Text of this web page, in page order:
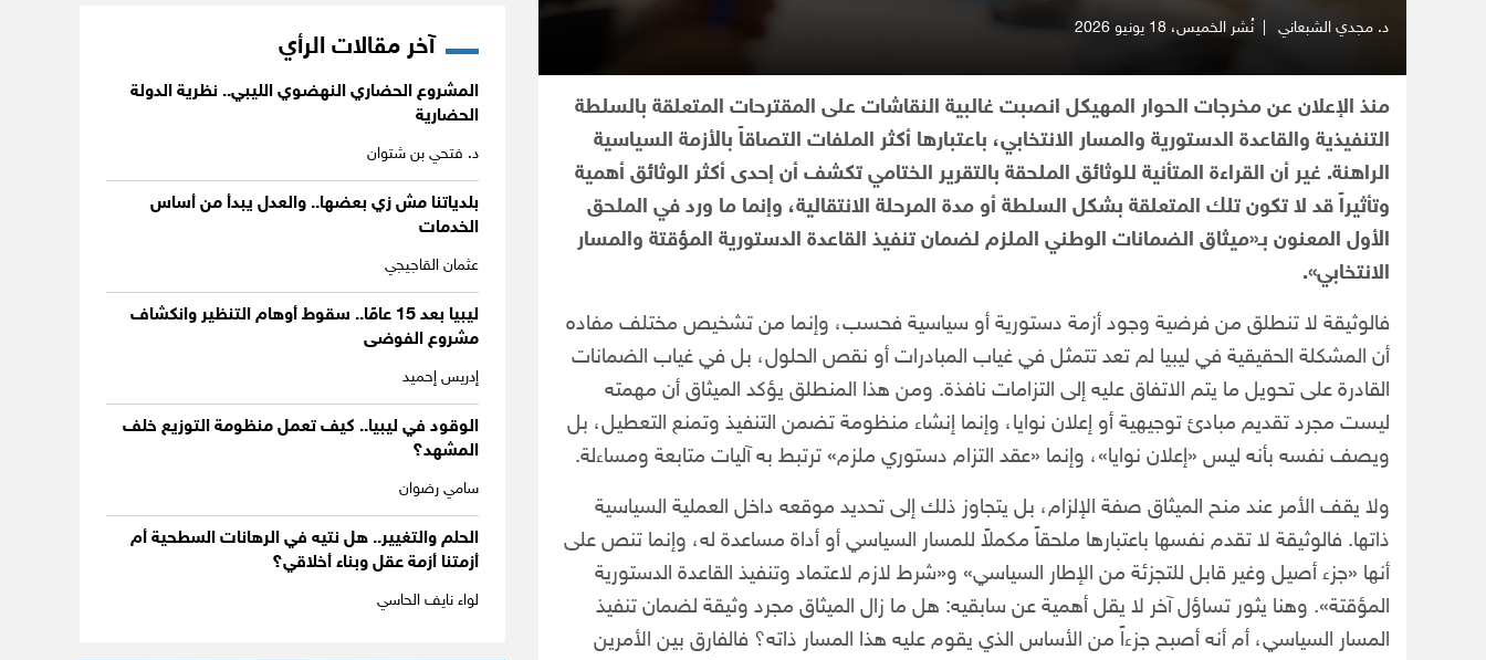
د. مجدي الشبعاني‎ نُشر الخميس،
منذ الإعلان عن مخرجات الحوار المهيكل انصبت غالبية النقاشات على المقترحات المتعلقة بالسلطة
التنفيذية والقاعدة الدستورية والمسار الانتخابي، باعتبارها أكثر الملفات التصاقاً بالأزمة السياسية
الراهنة. غير أن القراءة المتأنية للوثائق الملحقة بالتقرير الختامي تكشف أن إحدى أكثر الوثائق أهمية
وتأثيراً قد لا تكون تلك المتعلقة بشكل السلطة أو مدة المرحلة الانتقالية، وإنما ما ورد في الملحق
الأول المعنون بـ«ميثاق الضمانات الوطني الملزم لضمان تنفيذ القاعدة الدستورية المؤقتة والمسار
الانتخابي».
فالوثيقة لا تنطلق من فرضية وجود أزمة دستورية أو سياسية فحسب، وإنما من تشخيص مختلف مفاده
أن المشكلة الحقيقية في ليبيا لم تعد تتمثل في غياب المبادرات أو نقص الحلول، بل في غياب الضمانات
القادرة على تحويل ما يتم الاتفاق عليه إلى التزامات نافذة. ومن هذا المنطلق يؤكد الميثاق أن مهمته
ليست مجرد تقديم مبادئ توجيهية أو إعلان نوايا، وإنما إنشاء منظومة تضمن التنفيذ وتمنع التعطيل، بل
ويصف نفسه بأنه ليس «إعلان نوايا»، وإنما «عقد التزام دستوري ملزم» ترتبط به آليات متابعة ومساءلة.
ولا يقف الأمر عند منح الميثاق صفة الإلزام، بل يتجاوز ذلك إلى تحديد موقعه داخل العملية السياسية
ذاتها. فالوثيقة لا تقدم نفسها باعتبارها ملحقاً مكملاً للمسار السياسي أو أداة مساعدة له، وإنما تنص على
أنها «جزء أصيل وغير قابل للتجزئة من الإطار السياسي» و«شرط لازم لاعتماد وتنفيذ القاعدة الدستورية
المؤقتة». وهنا يثور تساؤل آخر لا يقل أهمية عن سابقيه: هل ما زال الميثاق مجرد وثيقة لضمان تنفيذ
المسار السياسي، أم أنه أصبح جزءاً من الأساس الذي يقوم عليه هذا المسار ذاته؟ فالفارق بين الأمرين
آخر مقالات الرأي
المشروع الحضاري النهضوي الليبي.. نظرية الدولة
الحضارية
د. فتحي بن شتوان
بلدياتنا مش زي بعضها.. والعدل يبدأ من أساس
الخدمات
عثمان القاجيجي
ليبيا بعد 15 عامًا.. سقوط أوهام التنظير وانكشاف
مشروع الفوضى
إدريس إحميد
الوقود في ليبيا.. كيف تعمل منظومة التوزيع خلف
المشهد؟
سامي رضوان
الحلم والتغيير.. هل نتيه في الرهانات السطحية أم
أزمتنا أزمة عقل وبناء أخلاقي؟
لواء نايف الحاسي